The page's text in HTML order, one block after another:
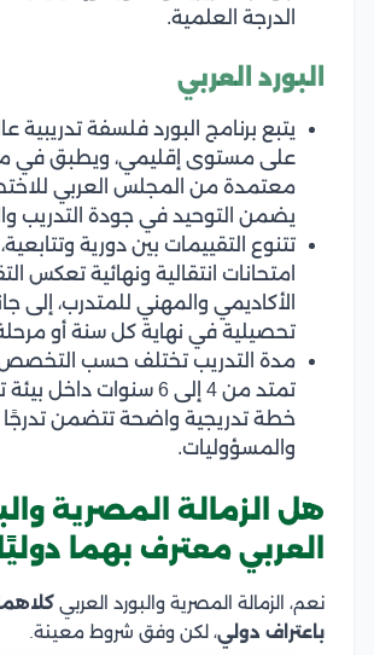
الدرجة العلمية.
البورد العربي
يتبع برنامج البورد فلسفة تدريبية
على مستوى إقليمي، ويطبق في
معتمدة من المجلس العربي
يضمن التوحيد في جودة التدريب
تتنوع التقييمات بين دورية
امتحانات انتقالية ونهائية تعكس
الأكاديمي والمهني للمتدرب، إلى
تحصيلية في نهاية كل سنة أو
مدة التدريب تختلف حسب التخصص،
تمتد من 4 إلى 6 سنوات داخل
خطة تدريجية واضحة تتضمن تدرجًا
والمسؤوليات.
هل الزمالة المصرية
العربي معترف بهما
نعم، الزمالة المصرية والبورد العربي
باعتراف دولي، لكن وفق شروط معينة.